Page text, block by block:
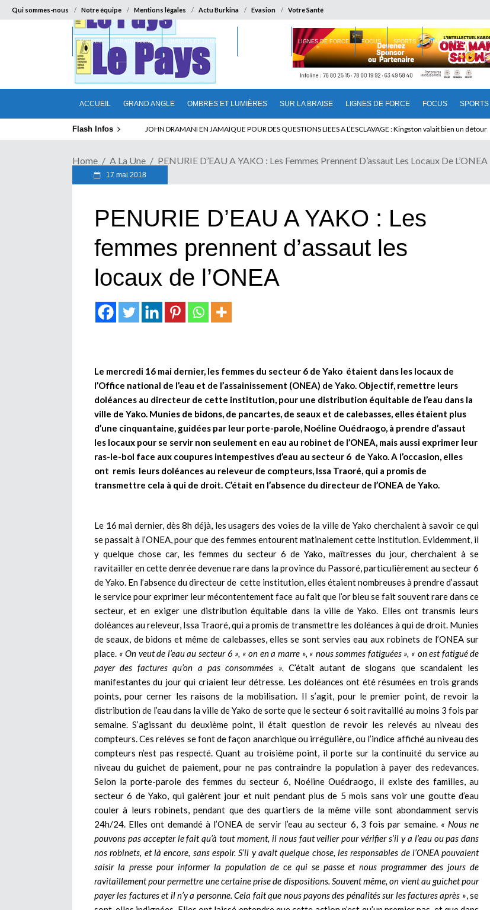
Qui sommes-nous Notre équipe Mentions légales Actu Burkina Evasion Votre Santé
ACCUEIL GRAND ANGLE OMBRES ET LUMIÈRES SUR LA BRAISE LIGNES DE FORCE FOCUS SPORTS
ACCUEIL GRAND ANGLE OMBRES ET LUMIÈRES LIGNES DE FORCE FOCUS SPORTS DIALOGUE INTERIEUR
Flash Infos ELECTION DE TALON A LA TETE DU SENAT BENINOIS : Quand Patrice quitte le pouvoir sans partir !
Home A La Une PENURIE D’EAU A YAKO : Les Femmes Prennent D’assaut Les Locaux De L’ONEA
17 mai 2018
PENURIE D’EAU A YAKO : Les
femmes prennent d’assaut les
locaux de l’ONEA
Le mercredi 16 mai dernier, les femmes du secteur 6 de Yako étaient dans les locaux de
l’Office national de l’eau et de l’assainissement (ONEA) de Yako. Objectif, remettre leurs
doléances au directeur de cette institution, pour une distribution équitable de l’eau dans la
ville de Yako. Munies de bidons, de pancartes, de seaux et de calebasses, elles étaient plus
d’une cinquantaine, guidées par leur porte-parole, Noéline Ouédraogo, à prendre d’assaut
les locaux pour se servir non seulement en eau au robinet de l’ONEA, mais aussi exprimer leur
ras-le-bol face aux coupures intempestives d’eau au secteur 6 de Yako. A l’occasion, elles
ont remis leurs doléances au releveur de compteurs, Issa Traoré, qui a promis de
transmettre cela à qui de droit. C’était en l’absence du directeur de l’ONEA de Yako.
Le 16 mai dernier, dès 8h déjà, les usagers des voies de la ville de Yako cherchaient à savoir ce qui
se passait à l’ONEA, pour que des femmes entourent matinalement cette institution. Evidemment, il
y quelque chose car, les femmes du secteur 6 de Yako, maîtresses du jour, cherchaient à se
ravitailler en cette denrée devenue rare dans la province du Passoré, particulièrement au secteur 6
de Yako. En l’absence du directeur de cette institution, elles étaient nombreuses à prendre d’assaut
le service pour exprimer leur mécontentement face au fait que l’or bleu se fait souvent rare dans ce
secteur, et en exiger une distribution équitable dans la ville de Yako. Elles ont transmis leurs
doléances au releveur, Issa Traoré, qui a promis de transmettre les doléances à qui de droit. Munies
de seaux, de bidons et même de calebasses, elles se sont servies eau aux robinets de l’ONEA sur
place. « On veut de l’eau au secteur 6 », « on en a marre », « nous sommes fatiguées », « on est fatigué de
payer des factures qu’on a pas consommées ». C’était autant de slogans que scandaient les
manifestantes du jour qui criaient leur détresse. Les doléances ont été résumées en trois grands
points, pour cerner les raisons de la mobilisation. Il s’agit, pour le premier point, de revoir la
distribution de l’eau dans la ville de Yako de sorte que le secteur 6 soit ravitaillé au moins 3 fois par
semaine. S’agissant du deuxième point, il était question de revoir les relevés au niveau des
compteurs. Ces reléves se font de façon anarchique ou irrégulière, ou l’indice affiché au niveau des
compteurs n’est pas respecté. Quant au troisième point, il porte sur la continuité du service au
niveau du guichet de paiement, pour ne pas contraindre la population à payer des redevances.
Selon la porte-parole des femmes du secteur 6, Noéline Ouédraogo, il existe des familles, au
secteur 6 de Yako, qui galèrent jour et nuit pendant plus de 5 mois sans voir une goutte d’eau
couler à leurs robinets, pendant que des quartiers de la même ville sont abondamment servis
24h/24. Elles ont demandé à l’ONEA de servir l’eau au secteur 6, 3 fois par semaine. « Nous ne
pouvons pas accepter le fait qu’à tout moment, il nous faut veiller pour vérifier s’il y a l’eau ou pas dans
nos robinets, et là encore, sans espoir. S’il y avait quelque chose, les responsables de l’ONEA pouvaient
saisir la presse pour informer la population de ce qui se passe et nous programmer des jours de
ravitaillement pour permettre une certaine prise de dispositions. Souvent même, on vient au guichet pour
payer les factures et il n’y a personne. Cela fait que nous payons des pénalités sur les factures après », se